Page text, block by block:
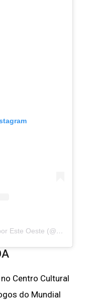
Uma publicação compartilhada por Este Oeste (@este_oeste)
Centro Cultural
do Mundial